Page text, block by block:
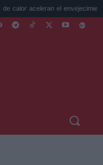
el envejecimiento bioló...